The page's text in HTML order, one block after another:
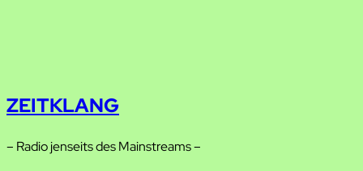
ZEITKLANG
– Radio jenseits des Mainstreams –